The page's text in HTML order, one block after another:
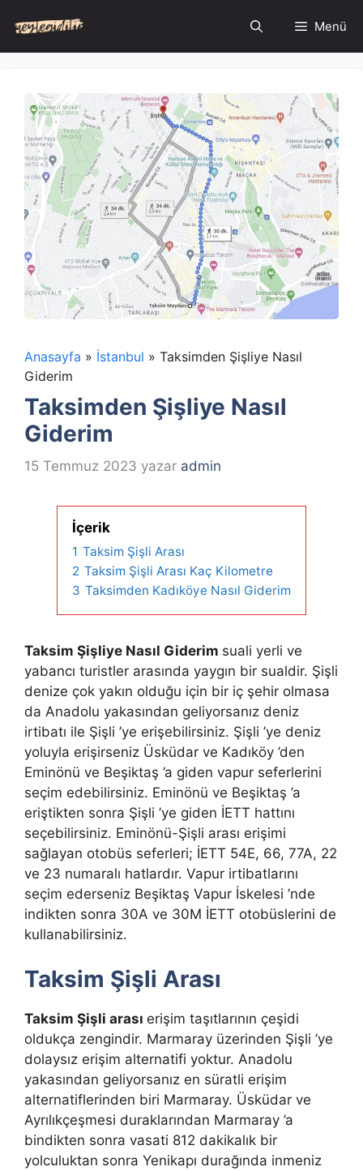
atla
Menü
Anasayfa » İstanbul » Taksimden Şişliye Nasıl
Giderim
Taksimden Şişliye Nasıl
Giderim
15 Temmuz 2023 yazar admin
İçerik
1 Taksim Şişli Arası
2 Taksim Şişli Arası Kaç Kilometre
3 Taksimden Kadıköye Nasıl Giderim
Taksim Şişliye Nasıl Giderim suali yerli ve
yabancı turistler arasında yaygın bir sualdir. Şişli
denize çok yakın olduğu için bir iç şehir olmasa
da Anadolu yakasından geliyorsanız deniz
irtibatı ile Şişli ’ye erişebilirsiniz. Şişli ’ye deniz
yoluyla erişirseniz Üsküdar ve Kadıköy ’den
Eminönü ve Beşiktaş ’a giden vapur seferlerini
seçim edebilirsiniz. Eminönü ve Beşiktaş ’a
eriştikten sonra Şişli ’ye giden İETT hattını
seçebilirsiniz. Eminönü-Şişli arası erişimi
sağlayan otobüs seferleri; İETT 54E, 66, 77A, 22
ve 23 numaralı hatlardır. Vapur irtibatlarını
seçim ederseniz Beşiktaş Vapur İskelesi ’nde
indikten sonra 30A ve 30M İETT otobüslerini de
kullanabilirsiniz.
Taksim Şişli Arası
Taksim Şişli arası erişim taşıtlarının çeşidi
oldukça zengindir. Marmaray üzerinden Şişli ’ye
dolaysız erişim alternatifi yoktur. Anadolu
yakasından geliyorsanız en süratli erişim
alternatiflerinden biri Marmaray. Üsküdar ve
Ayrılıkçeşmesi duraklarından Marmaray ’a
bindikten sonra vasati 812 dakikalık bir
yolculuktan sonra Yenikapı durağında inmeniz